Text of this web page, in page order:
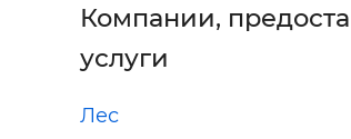
Компании,
услуги
Лес